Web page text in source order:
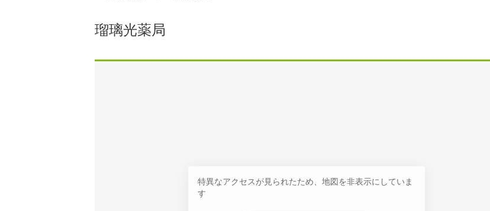
瑠璃光薬局
特異なアクセスが見られたため、地図を非表示にしていま
す